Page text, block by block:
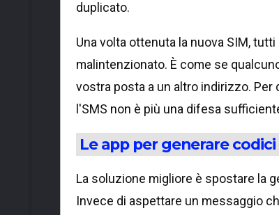
duplicato.
Una volta ottenuta la nuova SIM,
malintenzionato. È come se
vostra posta a un altro indirizzo.
l'SMS non è più una difesa
Le app per generare
La soluzione migliore è spostare la
Invece di aspettare un messaggio